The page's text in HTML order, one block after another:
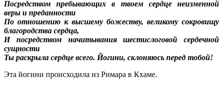
Посредством пребывающих в твоем сердце неизменной
веры и преданности
По отношению к высшему божеству, великому сокровищу
благородства сердца,
И посредством начитывания шестислоговой сердечной
сущности
Ты раскрыла сердце всего. Йогини, склоняюсь перед тобой!
Эта йогини происходила из Римара в Кхаме.